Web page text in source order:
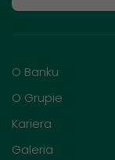
O Banku
O Grupie
Kariera
Galeria